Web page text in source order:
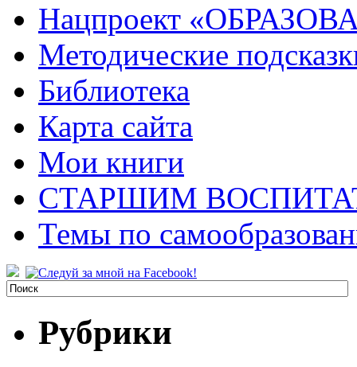
Нацпроект
Методические
Библиотека
Карта сайта
Мои книги
СТАРШИМ
Темы по
Рубрики